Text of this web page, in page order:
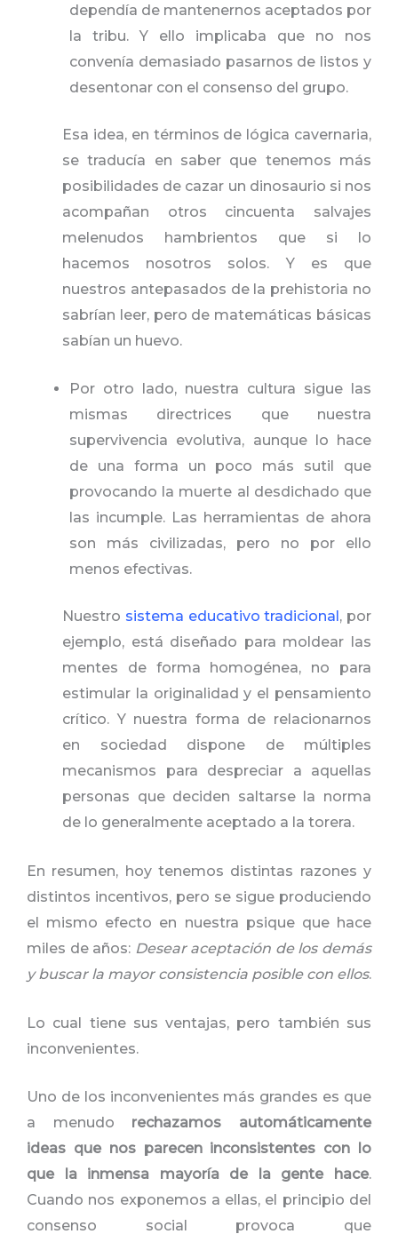
dependía de mantenernos aceptados por
la tribu. Y ello implicaba que no nos
convenía demasiado pasarnos de listos y
desentonar con el consenso del grupo.
Esa idea, en términos de lógica cavernaria,
se traducía en saber que tenemos más
posibilidades de cazar un dinosaurio si nos
acompañan otros cincuenta salvajes
melenudos hambrientos que si lo
hacemos nosotros solos. Y es que
nuestros antepasados de la prehistoria no
sabrían leer, pero de matemáticas básicas
sabían un huevo.
Por otro lado, nuestra cultura sigue las
mismas directrices que nuestra
supervivencia evolutiva, aunque lo hace
de una forma un poco más sutil que
provocando la muerte al desdichado que
las incumple. Las herramientas de ahora
son más civilizadas, pero no por ello
menos efectivas.
Nuestro sistema educativo tradicional , por
ejemplo, está diseñado para moldear las
mentes de forma homogénea, no para
estimular la originalidad y el pensamiento
crítico. Y nuestra forma de relacionarnos
en sociedad dispone de múltiples
mecanismos para despreciar a aquellas
personas que deciden saltarse la norma
de lo generalmente aceptado a la torera.
En resumen, hoy tenemos distintas razones y
distintos incentivos, pero se sigue produciendo
el mismo efecto en nuestra psique que hace
miles de años: Desear aceptación de los demás
y buscar la mayor consistencia posible con ellos.
Lo cual tiene sus ventajas, pero también sus
inconvenientes.
Uno de los inconvenientes más grandes es que
a menudo rechazamos automáticamente
ideas que nos parecen inconsistentes con lo
que la inmensa mayoría de la gente hace.
Cuando nos exponemos a ellas, el principio del
consenso social provoca que